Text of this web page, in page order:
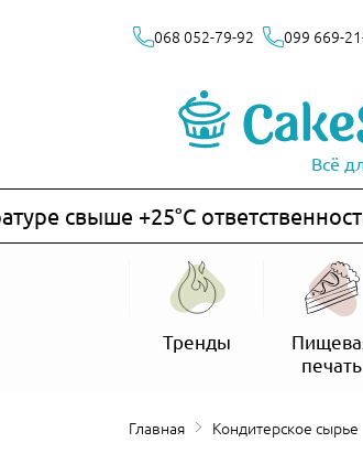
Всё
068 052-79-92 099 669-
+25°C ответственность
Тренды
печать
Главная Кондитерское сырье